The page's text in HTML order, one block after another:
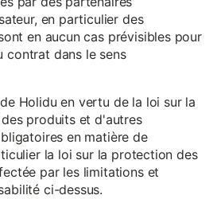
en particulier des
en aucun cas prévisibles pour
contrat dans le sens
Holidu en vertu de la loi sur la
produits et d'autres
en matière de
la loi sur la protection des
par les limitations et
ci-dessus.